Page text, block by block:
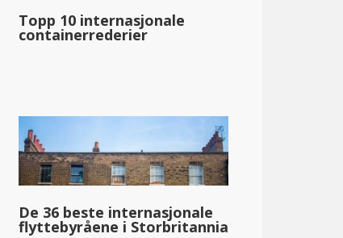
Topp 10 internasjonale
containerrederier
De 36 beste internasjonale
flyttebyråene i Storbritannia